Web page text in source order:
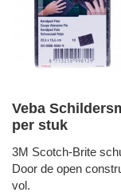
Veba
per stuk
3M Scotch-Brite
Door de open
vol.